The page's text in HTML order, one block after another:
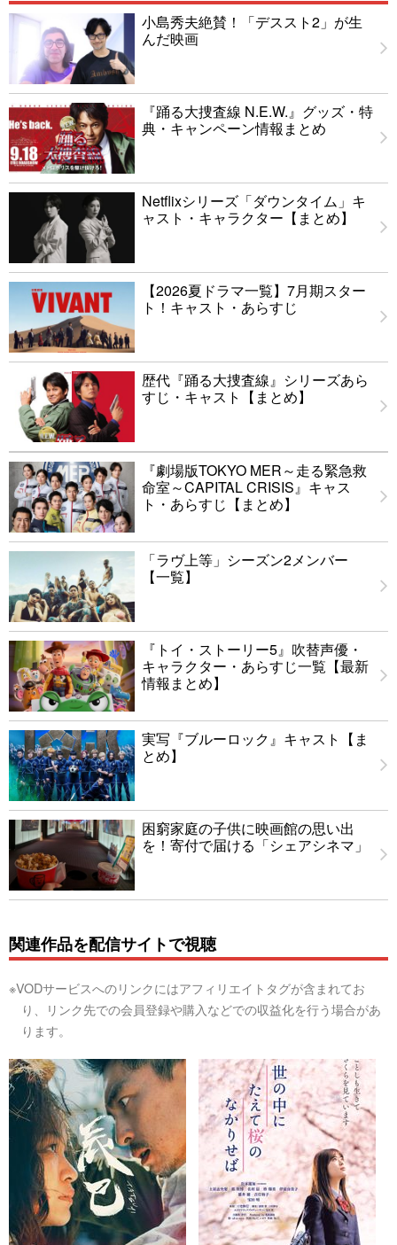
小島秀夫絶賛！「デススト2」が生
んだ映画
『踊る大捜査線 N.E.W.』グッズ・特
典・キャンペーン情報まとめ
Netflixシリーズ「ダウンタイム」キ
ャスト・キャラクター【まとめ】
【2026夏ドラマ一覧】7月期スター
ト！キャスト・あらすじ
歴代『踊る大捜査線』シリーズあら
すじ・キャスト【まとめ】
『劇場版TOKYO MER～走る緊急救
命室～CAPITAL CRISIS』キャス
ト・あらすじ【まとめ】
「ラヴ上等」シーズン2メンバー
【一覧】
『トイ・ストーリー5』吹替声優・
キャラクター・あらすじ一覧【最新
情報まとめ】
実写『ブルーロック』キャスト【ま
とめ】
困窮家庭の子供に映画館の思い出
を！寄付で届ける「シェアシネマ」
関連作品を配信サイトで視聴
※VODサービスへのリンクにはアフィリエイトタグが含まれてお
り、リンク先での会員登録や購入などでの収益化を行う場合があ
ります。